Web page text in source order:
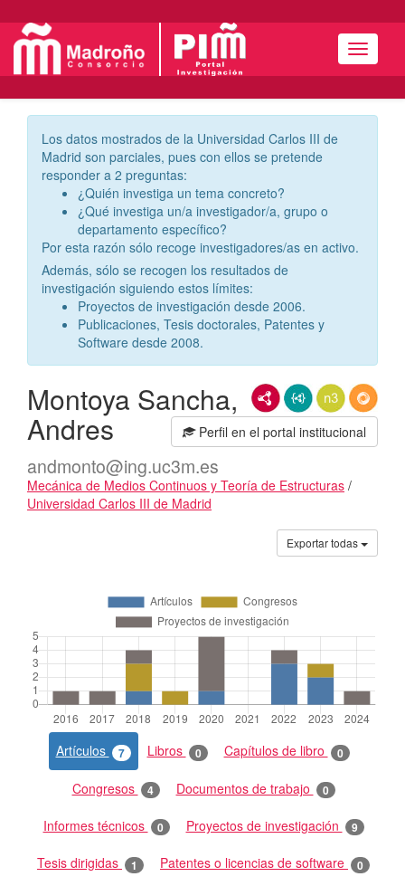
Menú
Los datos mostrados de la Universidad Carlos III de
Madrid son parciales, pues con ellos se pretende
responder a 2 preguntas:
¿Quién investiga un tema concreto?
¿Qué investiga un/a investigador/a, grupo o
departamento específico?
Por esta razón sólo recoge investigadores/as en activo.
Además, sólo se recogen los resultados de
investigación siguiendo estos límites:
Proyectos de investigación desde 2006.
Publicaciones, Tesis doctorales, Patentes y
Software desde 2008.
RDF/XMLJSON-LDN3/Turtle
Perfil en el portal institucional
Montoya Sancha,
Andres
andmonto@ing.uc3m.es
Mecánica de Medios Continuos y Teoría de Estructuras /
Universidad Carlos III de Madrid
Exportar todas
Artículos 7 Libros 0 Capítulos de libro 0
Congresos 4 Documentos de trabajo 0
Informes técnicos 0 Proyectos de investigación 9
Tesis dirigidas 1 Patentes o licencias de software 0